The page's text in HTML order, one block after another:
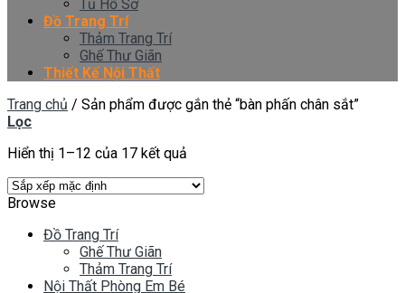
Tủ Hồ Sơ
Đồ Trang Trí
Thảm Trang Trí
Ghế Thư Giãn
Thiết Kế Nội Thất
Trang chủ / Sản phẩm được gắn thẻ “bàn phấn chân sắt”
Lọc
Hiển thị 1–12 của 17 kết quả
Browse
Đồ Trang Trí
Ghế Thư Giãn
Thảm Trang Trí
Nội Thất Phòng Em Bé